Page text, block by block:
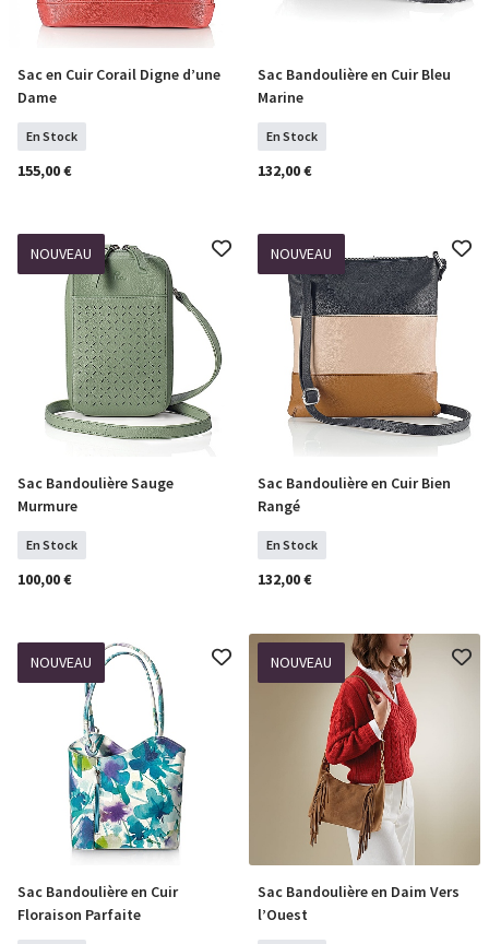
COMMANDER
Sac en Cuir Corail Digne d’une
Dame
En Stock
155,00 €
COMMANDER
Sac Bandoulière en Cuir Bleu
Marine
En Stock
132,00 €
NOUVEAU
COMMANDER
Sac Bandoulière Sauge
Murmure
En Stock
100,00 €
NOUVEAU
COMMANDER
Sac Bandoulière en Cuir Bien
Rangé
En Stock
132,00 €
NOUVEAU
COMMANDER
Sac Bandoulière en Cuir
Floraison Parfaite
NOUVEAU
COMMANDER
Sac Bandoulière en Daim Vers
l’Ouest